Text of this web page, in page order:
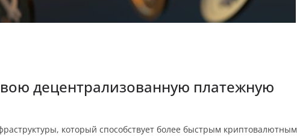
децентрализованную платежную
который способствует более быстрым криптовалютным